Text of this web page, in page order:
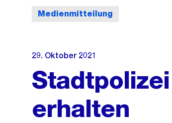
Medienmitteilung
29. Oktober 2021
erhalten